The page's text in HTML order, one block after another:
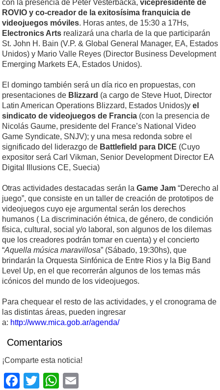
con la presencia de Peter Vesterbacka, vicepresidente de
ROVIO y co-creador de la exitosísima franquicia de
videojuegos móviles. Horas antes, de 15:30 a 17Hs,
Electronics Arts realizará una charla de la que participarán
St. John H. Bain (V.P. & Global General Manager, EA, Estados
Unidos) y Mario Valle Reyes (Director Business Development
Emerging Markets EA, Estados Unidos).
El domingo también será un día rico en propuestas, con
presentaciones de Blizzard (a cargo de Steve Huot, Director
Latin American Operations Blizzard, Estados Unidos)y el
sindicato de videojuegos de Francia (con la presencia de
Nicolás Gaume, presidente del France’s National Video
Game Syndicate, SNJV); y una mesa redonda sobre el
significado del liderazgo de Battlefield para DICE (Cuyo
expositor será Carl Vikman, Senior Development Director EA
Digital Illusions CE, Suecia)
Otras actividades destacadas serán la Game Jam “Derecho al
juego”, que consiste en un taller de creación de prototipos de
videojuegos cuyo eje argumental serán los derechos
humanos ( La discriminación étnica, de género, de condición
física, cultural, social y/o laboral, son algunos de los dilemas
que los creadores podrán tomar en cuenta) y el concierto
“Aquella música maravillosa” (Sábado, 19:30hs), que
brindarán la Orquesta Sinfónica de Entre Rios y la Big Band
Level Up, en el que recorrerán algunos de los temas más
icónicos del mundo de los videojuegos.
Para chequear el resto de las actividades, y el cronograma de
las distintas áreas, pueden ingresar
a: http://www.mica.gob.ar/agenda/
Comentarios
¡Comparte esta noticia!
Facebook
TwitterWhatsApp